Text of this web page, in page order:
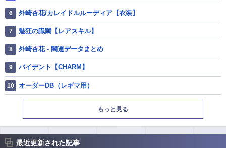
外崎杏花/カレイドルルーディア【衣装】
魅狂の識閾【レアスキル】
外崎杏花 - 関連データまとめ
バイデント【CHARM】
オーダーDB（レギマ用）
もっと見る
最近更新された記事